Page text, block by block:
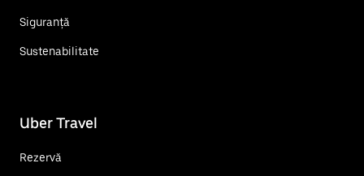
Siguranță
Sustenabilitate
Uber Travel
Rezervă